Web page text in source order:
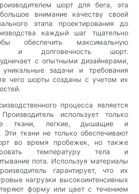
шорт для бега, эта
внимание качеству своей
этапа проектирования до
каждый шаг тщательно
обеспечить максимальную
и долговечность шорт.
с опытными дизайнерами,
задачи и требования
чего шорты созданы с учетом их
процесса является
использует только
ткани, легкие, дышащие и
Эти ткани не только обеспечивают
во время пробежек, но также
температуру тела и
пота. Используя материалы
гарантирует, что их
нагрузки высокоинтенсивных
форму или цвет с течением